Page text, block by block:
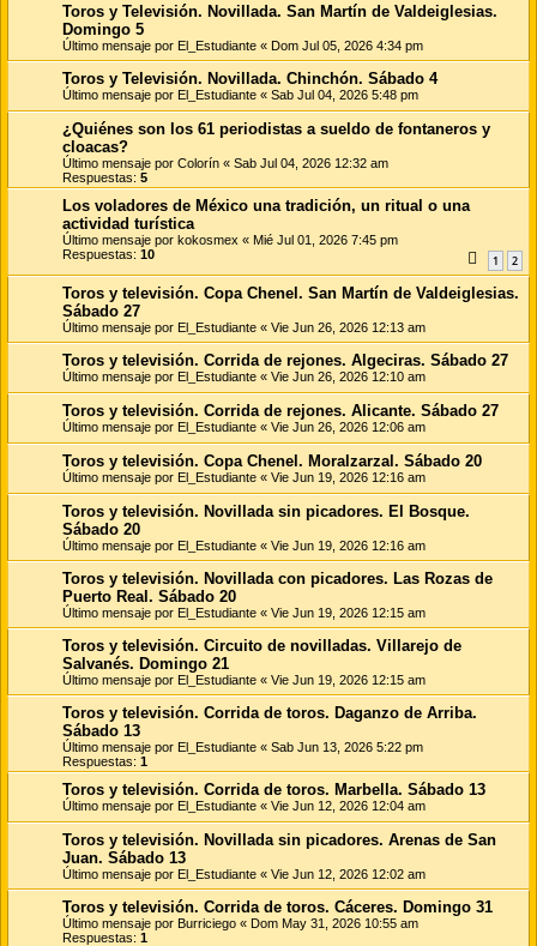
Toros y Televisión. Novillada. San Martín de Valdeiglesias.
Domingo 5
Último mensaje por El_Estudiante « Dom Jul 05, 2026 4:34 pm
Toros y Televisión. Novillada. Chinchón. Sábado 4
Último mensaje por El_Estudiante « Sab Jul 04, 2026 5:48 pm
¿Quiénes son los 61 periodistas a sueldo de fontaneros y
cloacas?
Último mensaje por Colorín « Sab Jul 04, 2026 12:32 am
Respuestas: 5
Los voladores de México una tradición, un ritual o una
actividad turística
Último mensaje por kokosmex « Mié Jul 01, 2026 7:45 pm
Respuestas: 10 1 2
Toros y televisión. Copa Chenel. San Martín de Valdeiglesias.
Sábado 27
Último mensaje por El_Estudiante « Vie Jun 26, 2026 12:13 am
Toros y televisión. Corrida de rejones. Algeciras. Sábado 27
Último mensaje por El_Estudiante « Vie Jun 26, 2026 12:10 am
Toros y televisión. Corrida de rejones. Alicante. Sábado 27
Último mensaje por El_Estudiante « Vie Jun 26, 2026 12:06 am
Toros y televisión. Copa Chenel. Moralzarzal. Sábado 20
Último mensaje por El_Estudiante « Vie Jun 19, 2026 12:16 am
Toros y televisión. Novillada sin picadores. El Bosque.
Sábado 20
Último mensaje por El_Estudiante « Vie Jun 19, 2026 12:16 am
Toros y televisión. Novillada con picadores. Las Rozas de
Puerto Real. Sábado 20
Último mensaje por El_Estudiante « Vie Jun 19, 2026 12:15 am
Toros y televisión. Circuito de novilladas. Villarejo de
Salvanés. Domingo 21
Último mensaje por El_Estudiante « Vie Jun 19, 2026 12:15 am
Toros y televisión. Corrida de toros. Daganzo de Arriba.
Sábado 13
Último mensaje por El_Estudiante « Sab Jun 13, 2026 5:22 pm
Respuestas: 1
Toros y televisión. Corrida de toros. Marbella. Sábado 13
Último mensaje por El_Estudiante « Vie Jun 12, 2026 12:04 am
Toros y televisión. Novillada sin picadores. Arenas de San
Juan. Sábado 13
Último mensaje por El_Estudiante « Vie Jun 12, 2026 12:02 am
Toros y televisión. Corrida de toros. Cáceres. Domingo 31
Último mensaje por Burriciego « Dom May 31, 2026 10:55 am
Respuestas: 1